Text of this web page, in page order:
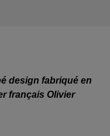
design fabriqué en
français Olivier